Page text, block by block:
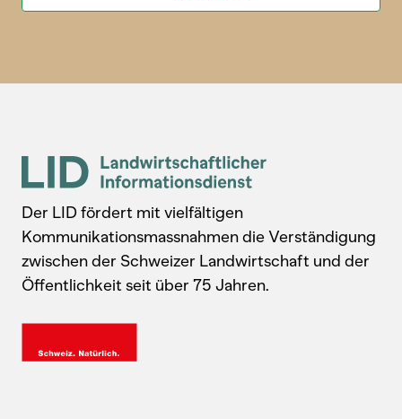
Der LID fördert mit vielfältigen
Kommunikationsmassnahmen die Verständigung
zwischen der Schweizer Landwirtschaft und der
Öffentlichkeit seit über 75 Jahren.